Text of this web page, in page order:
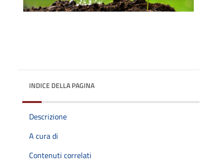
INDICE DELLA PAGINA
Descrizione
A cura di
Contenuti correlati